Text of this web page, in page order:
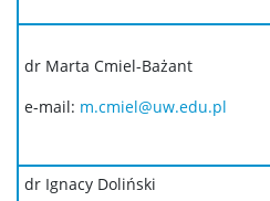
dr Marta Cmiel-Bażant
e-mail: m.cmiel@uw.edu.pl
dr Ignacy Doliński